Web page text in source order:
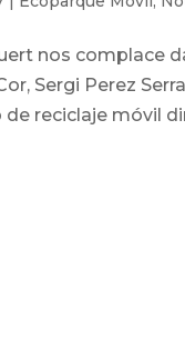
nos complace
Sergi Perez
reciclaje móvil